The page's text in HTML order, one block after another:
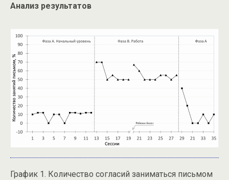
Анализ результатов
График 1. Количество согласий заниматься письмом